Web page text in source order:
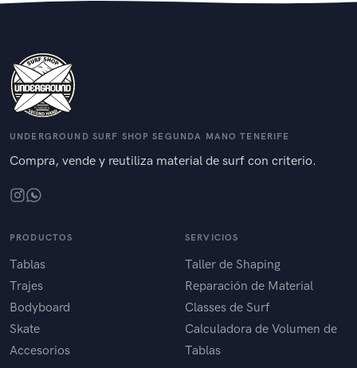
UNDERGROUND SURF SHOP SEGUNDA MANO TENERIFE
Compra, vende y reutiliza material de surf con criterio.
PRODUCTOS
Tablas
Trajes
Bodyboard
Skate
Accesorios
SERVICIOS
Taller de Shaping
Reparación de Material
Classes de Surf
Calculadora de Volumen de
Tablas